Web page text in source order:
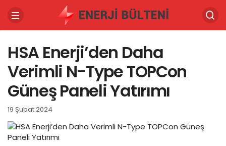
HSA Enerji’den Daha
Verimli N-Type TOPCon
Güneş Paneli Yatırımı
19 Şubat 2024